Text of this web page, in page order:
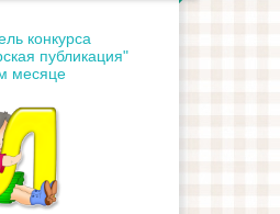
конкурса
публикация"
месяце